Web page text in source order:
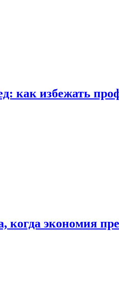
как избежать
когда экономия